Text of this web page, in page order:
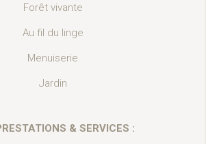
Forêt vivante
Au fil du linge
Menuiserie
Jardin
& SERVICES :